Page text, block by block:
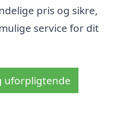
pris og sikre,
service for dit
uforpligtende